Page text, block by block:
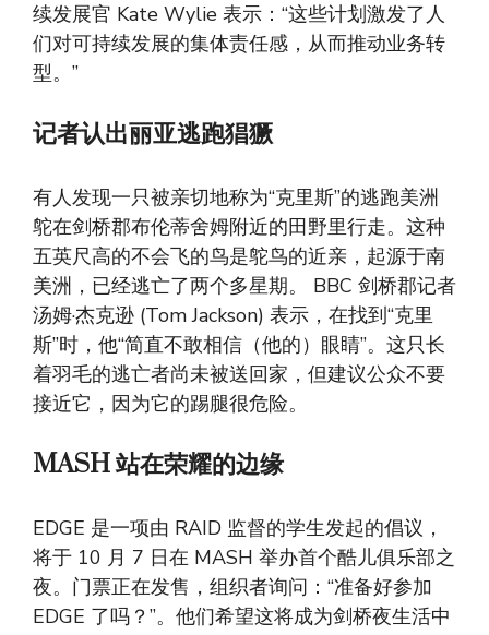
续发展官 Kate Wylie 表示：“这些计划激发了人
们对可持续发展的集体责任感，从而推动业务转
型。”
记者认出丽亚逃跑猖獗
有人发现一只被亲切地称为“克里斯”的逃跑美洲
鸵在剑桥郡布伦蒂舍姆附近的田野里行走。这种
五英尺高的不会飞的鸟是鸵鸟的近亲，起源于南
美洲，已经逃亡了两个多星期。 BBC 剑桥郡记者
汤姆·杰克逊 (Tom Jackson) 表示，在找到“克里
斯”时，他“简直不敢相信（他的）眼睛”。这只长
着羽毛的逃亡者尚未被送回家，但建议公众不要
接近它，因为它的踢腿很危险。
MASH 站在荣耀的边缘
EDGE 是一项由 RAID 监督的学生发起的倡议，
将于 10 月 7 日在 MASH 举办首个酷儿俱乐部之
夜。门票正在发售，组织者询问：“准备好参加
EDGE 了吗？”。他们希望这将成为剑桥夜生活中